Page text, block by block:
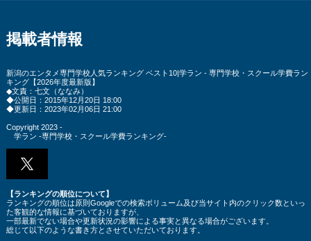
掲載者情報
新潟のエンタメ専門学校人気ランキング ベスト10|学ラン - 専門学校・スクール学費ラン
キング【2026年度最新版】
◆文責：七文（ななみ）
◆公開日：2015年12月20日 18:00
◆更新日：2023年02月06日 21:00
Copyright 2023 -
学ラン -専門学校・スクール学費ランキング-
【ランキングの順位について】
ランキングの順位は原則Googleでの検索ボリューム及び当サイト内のクリック数といっ
た客観的な情報に基づいておりますが、
一部最新でない場合や更新状況の影響による事実と異なる場合がございます。
総じて以下のような書き方とさせていただいております。